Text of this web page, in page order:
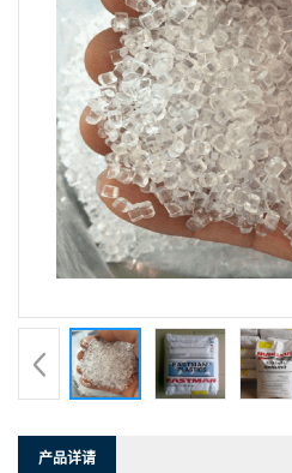
产品详请